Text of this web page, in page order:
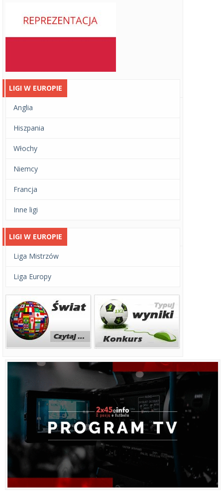
LIGI W EUROPIE
Anglia
Hiszpania
Włochy
Niemcy
Francja
Inne ligi
LIGI W EUROPIE
Liga Mistrzów
Liga Europy